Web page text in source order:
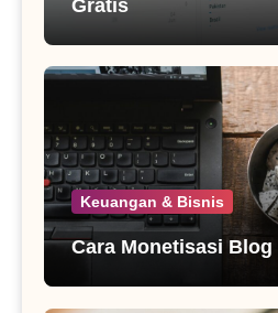
Gratis
Keuangan & Bisnis
Cara Monetisasi